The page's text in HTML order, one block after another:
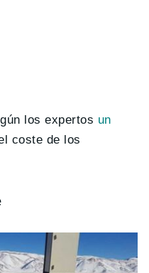
los expertos un
coste de los